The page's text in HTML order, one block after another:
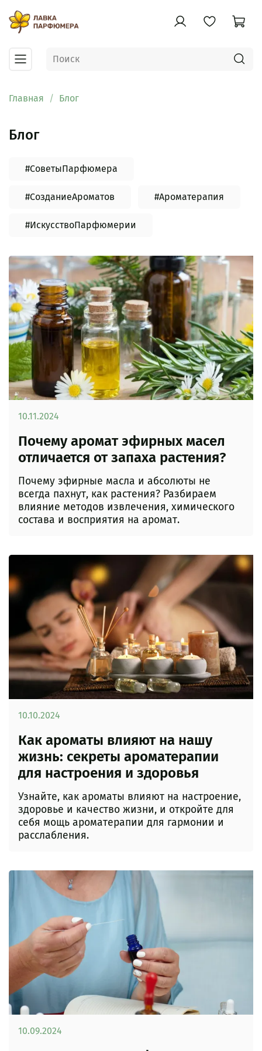
Главная Блог
Блог
#СоветыПарфюмера
#СозданиеАроматов #Ароматерапия
#ИскусствоПарфюмерии
Почему аромат эфирных масел
отличается от запаха растения?
Почему эфирные масла и абсолюты не
всегда пахнут, как растения? Разбираем
влияние методов извлечения, химического
состава и восприятия на аромат.
10.11.2024
Как ароматы влияют на нашу
жизнь: секреты ароматерапии
для настроения и здоровья
Узнайте, как ароматы влияют на настроение,
здоровье и качество жизни, и откройте для
себя мощь ароматерапии для гармонии и
расслабления.
10.10.2024
10.09.2024